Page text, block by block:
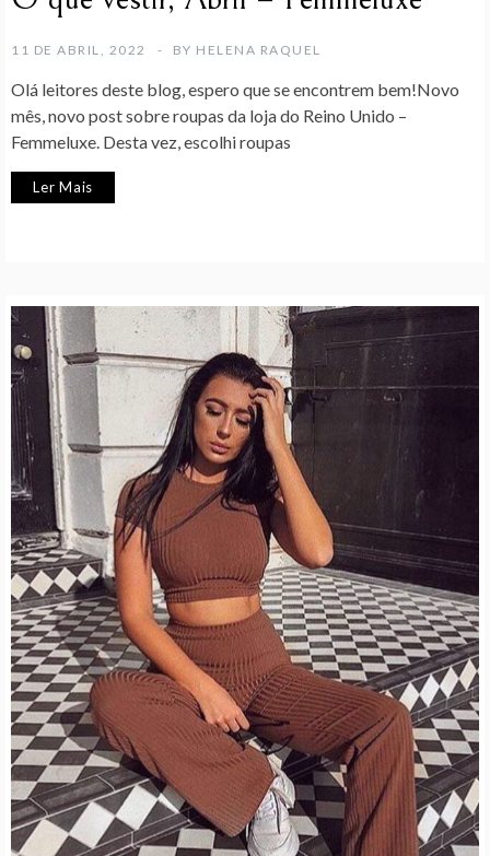
11 DE ABRIL, 2022 BY HELENA RAQUEL
Olá leitores deste blog, espero que se encontrem bem!Novo
mês, novo post sobre roupas da loja do Reino Unido –
Femmeluxe. Desta vez, escolhi roupas
Ler Mais